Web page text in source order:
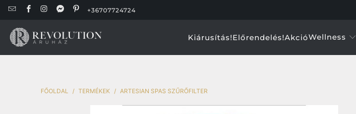
+36707724724
Kiárusítás!Előrendelés!AkcióWellness
FŐOLDAL / TERMÉKEK / ARTESIAN SPAS SZŰRŐFILTER